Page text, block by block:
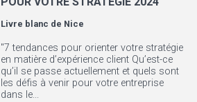
Livre blanc de Nice
"7 tendances pour orienter votre stratégie
en matière d’expérience client Qu’est-ce
qu’il se passe actuellement et quels sont
les défis à venir pour votre entreprise
dans le...